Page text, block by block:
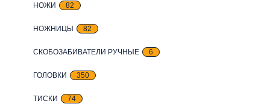
НОЖИ 82
НОЖНИЦЫ 82
СКОБОЗАБИВАТЕЛИ РУЧНЫЕ 6
ГОЛОВКИ 350
ТИСКИ 74